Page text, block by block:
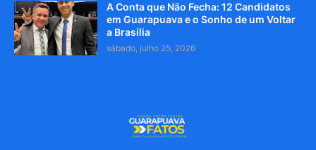
A Conta que Não Fecha: 12 Candidatos
em Guarapuava e o Sonho de um Voltar
a Brasília
sábado, julho 25, 2026